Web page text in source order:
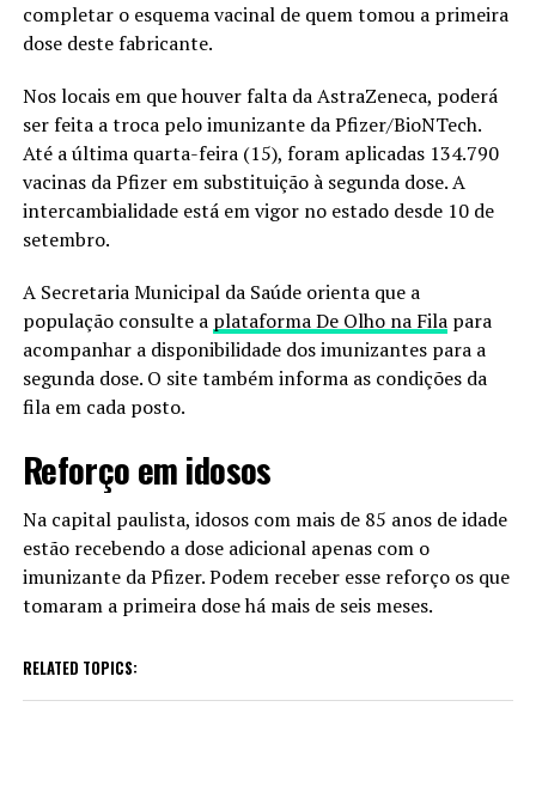
completar o esquema vacinal de quem tomou a primeira
dose deste fabricante.
Nos locais em que houver falta da AstraZeneca, poderá
ser feita a troca pelo imunizante da Pfizer/BioNTech.
Até a última quarta-feira (15), foram aplicadas 134.790
vacinas da Pfizer em substituição à segunda dose. A
intercambialidade está em vigor no estado desde 10 de
setembro.
A Secretaria Municipal da Saúde orienta que a
população consulte a plataforma De Olho na Filapara
acompanhar a disponibilidade dos imunizantes para a
segunda dose. O site também informa as condições da
fila em cada posto.
Reforço em idosos
Na capital paulista, idosos com mais de 85 anos de idade
estão recebendo a dose adicional apenas com o
imunizante da Pfizer. Podem receber esse reforço os que
tomaram a primeira dose há mais de seis meses.
RELATED TOPICS: